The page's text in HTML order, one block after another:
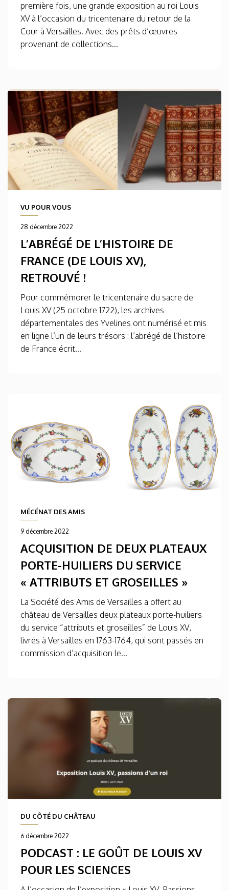
première fois, une grande exposition au roi Louis
XV à l’occasion du tricentenaire du retour de la
Cour à Versailles. Avec des prêts d’œuvres
provenant de collections...
VU POUR VOUS
28 décembre 2022
L’ABRÉGÉ DE L’HISTOIRE DE
FRANCE (DE LOUIS XV),
RETROUVÉ !
Pour commémorer le tricentenaire du sacre de
Louis XV (25 octobre 1722), les archives
départementales des Yvelines ont numérisé et mis
en ligne l’un de leurs trésors : l’abrégé de l’histoire
de France écrit...
MÉCÉNAT DES AMIS
9 décembre 2022
ACQUISITION DE DEUX PLATEAUX
PORTE-HUILIERS DU SERVICE
« ATTRIBUTS ET GROSEILLES »
La Société des Amis de Versailles a offert au
château de Versailles deux plateaux porte-huiliers
du service “attributs et groseilles” de Louis XV,
livrés à Versailles en 1763-1764, qui sont passés en
commission d’acquisition le...
DU CÔTÉ DU CHÂTEAU
6 décembre 2022
PODCAST : LE GOÛT DE LOUIS XV
POUR LES SCIENCES